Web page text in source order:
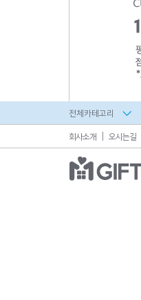
전체카테고리
회사소개 오시는길